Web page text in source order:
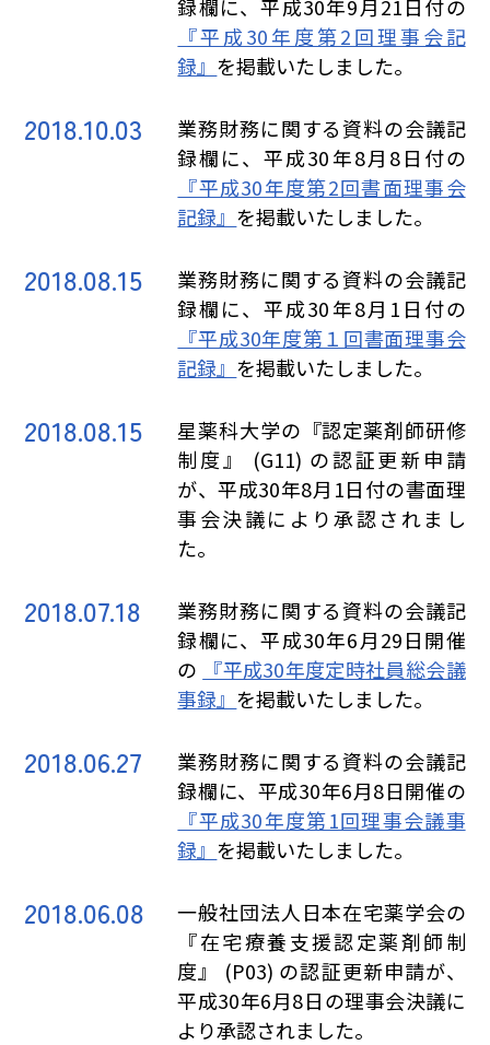
録欄に、平成30年9月21日付の
『平成30年度第2回理事会記
録』 を掲載いたしました。
2018.10.03
業務財務に関する資料の会議記
録欄に、平成30年8月8日付の
『平成30年度第2回書面理事会
記録』 を掲載いたしました。
2018.08.15
業務財務に関する資料の会議記
録欄に、平成30年8月1日付の
『平成30年度第１回書面理事会
記録』 を掲載いたしました。
2018.08.15
星薬科大学の『認定薬剤師研修
制度』 (G11) の認証更新申請
が、平成30年8月1日付の書面理
事会決議により承認されまし
た。
2018.07.18
業務財務に関する資料の会議記
録欄に、平成30年6月29日開催
の
『平成30年度定時社員総会議
事録』 を掲載いたしました。
2018.06.27
業務財務に関する資料の会議記
録欄に、平成30年6月8日開催の
『平成30年度第1回理事会議事
録』 を掲載いたしました。
2018.06.08
一般社団法人日本在宅薬学会の
『在宅療養支援認定薬剤師制
度』 (P03) の認証更新申請が、
平成30年6月8日の理事会決議に
より承認されました。